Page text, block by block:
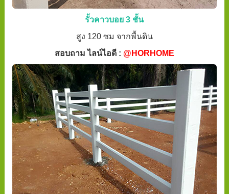
รั้วคาวบอย 3 ชั้น
สูง 120 ซม จากพื้นดิน
สอบถาม ไลน์ไอดี : @HORHOME